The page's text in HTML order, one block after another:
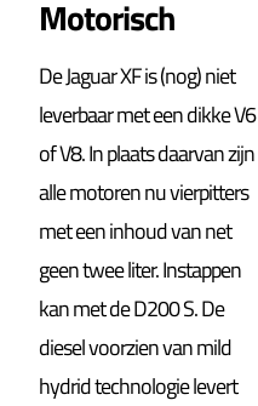
Motorisch
De Jaguar XF is (nog) niet
leverbaar met een dikke V6
of V8. In plaats daarvan zijn
alle motoren nu vierpitters
met een inhoud van net
geen twee liter. Instappen
kan met de D200 S. De
diesel voorzien van mild
hydrid technologie levert